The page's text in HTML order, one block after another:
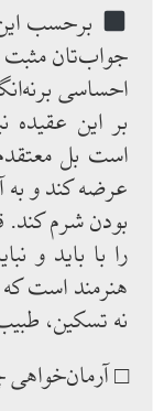
برحسب
جواب‌تان ‌مثبت‌
احساسی
بر این عقیده
است بل
عرضه کند و به‌
بودن شرم
را با باید و
هنرمند است که‌
نه ‌تسکین،
□ آرمان‌خواهی